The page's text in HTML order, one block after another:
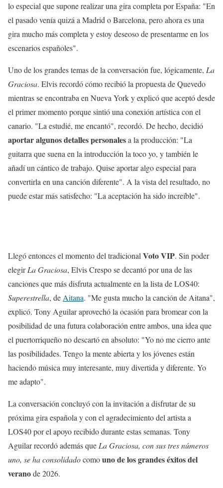
lo especial que supone realizar una gira completa por España: "En
el pasado venía quizá a Madrid o Barcelona, pero ahora es una
gira mucho más completa y estoy deseoso de presentarme en los
escenarios españoles".
Uno de los grandes temas de la conversación fue, lógicamente, La
Graciosa. Elvis recordó cómo recibió la propuesta de Quevedo
mientras se encontraba en Nueva York y explicó que aceptó desde
el primer momento porque sintió una conexión artística con el
canario. "La estudié, me encantó", recordó. De hecho, decidió
aportar algunos detalles personalesa la producción: "La
guitarra que suena en la introducción la toco yo, y también le
añadí un cántico de trabajo. Quise aportar algo especial para
convertirla en una canción diferente". A la vista del resultado, no
puede estar más satisfecho: "La aceptación ha sido increíble".
Llegó entonces el momento del tradicional Voto VIP. Sin poder
elegirLa Graciosa, Elvis Crespo se decantó por una de las
canciones que más disfruta actualmente en la lista de LOS40:
Superestrella, de Aitana. "Me gusta mucho la canción de Aitana",
explicó. Tony Aguilar aprovechó la ocasión para bromear con la
posibilidad de una futura colaboración entre ambos, una idea que
el puertorriqueño no descartó en absoluto: "Yo no me cierro ante
las posibilidades. Tengo la mente abierta y los jóvenes están
haciendo música muy interesante, muy divertida y diferente. Yo
me adapto".
La conversación concluyó con la invitación a disfrutar de su
próxima gira española y con el agradecimiento del artista a
LOS40 por el apoyo recibido durante estas semanas. Tony
Aguilar recordó además que La Graciosa, con sus tres números
uno, se ha consolidadocomouno de los grandes éxitos del
veranode 2026.